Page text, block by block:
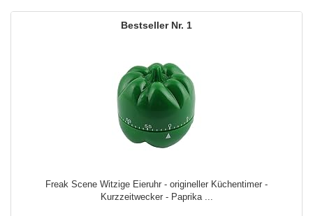
1
Freak Scene Witzige Eieruhr - origineller Küchentimer -
Kurzzeitwecker - Paprika ...